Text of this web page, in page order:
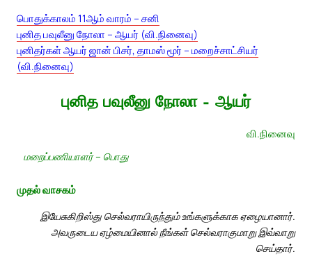
பொதுக்காலம் 11ஆம் வாரம் – சனி
புனித பவுலீனு நோலா – ஆயர் (வி.நினைவு)
புனிதர்கள் ஆயர் ஜான் பிசர், தாமஸ் மூர் – மறைச்சாட்சியர்
(வி.நினைவு)
புனித பவுலீனு நோலா – ஆயர்
வி.நினைவு
மறைப்பணியாளர் – பொது
முதல் வாசகம்
இயேசுகிறிஸ்து செல்வராயிருந்தும் உங்களுக்காக ஏழையானார்.
அவருடைய ஏழ்மையினால் நீங்கள் செல்வராகுமாறு இவ்வாறு
செய்தார்.